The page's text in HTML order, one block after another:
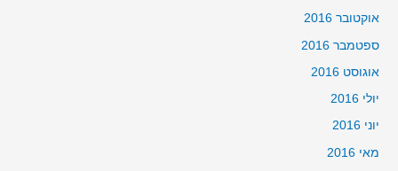
אוקטובר 2016
ספטמבר 2016
אוגוסט 2016
יולי 2016
יוני 2016
מאי 2016